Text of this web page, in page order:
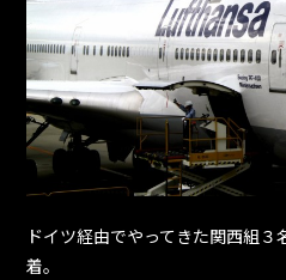
ドイツ経由でやってきた関西組
着。